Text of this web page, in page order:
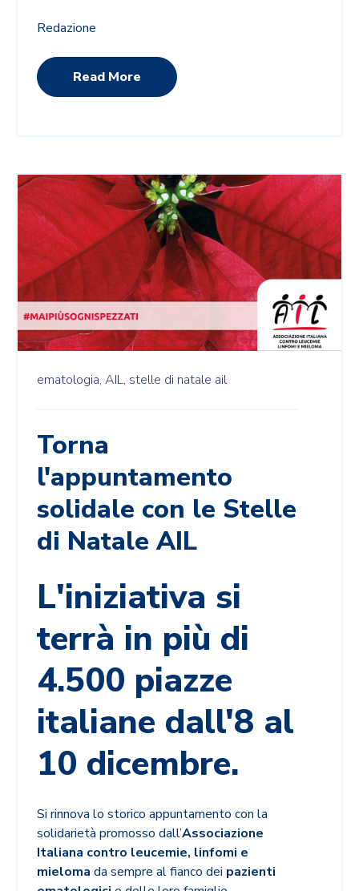
Redazione
Read More
ematologia, AIL, stelle di natale ail
Torna
l'appuntamento
solidale con le Stelle
di Natale AIL
L'iniziativa si
terrà in più di
4.500 piazze
italiane dall'8 al
10 dicembre.
Si rinnova lo storico appuntamento con la
solidarietà promosso dall’Associazione
Italiana contro leucemie, linfomi e
mieloma da sempre al fianco dei pazienti